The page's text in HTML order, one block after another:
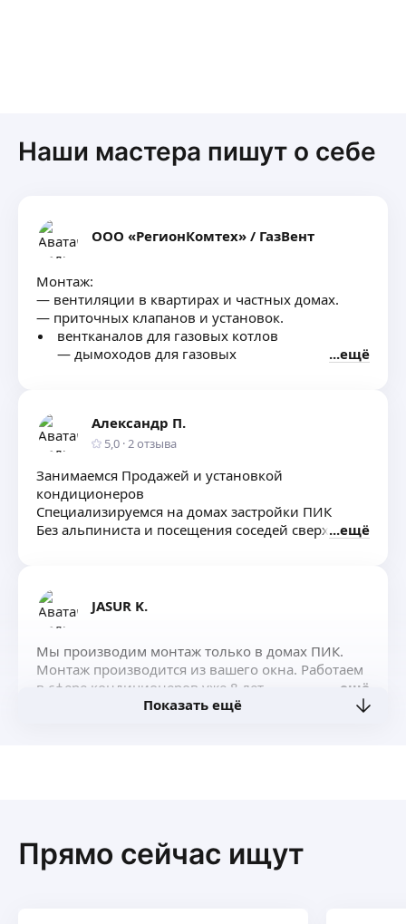
Наши мастера пишут о себе
ООО «РегионКомтех» / ГазВент
Монтаж:
— вентиляции в квартирах и частных домах.
— приточных клапанов и установок.
вентканалов для газовых котлов
— дымоходов для газовых
МКД.
ещё
Александр П.
5,0 ·2отзыва
Занимаемся Продажей и установкой
кондиционеров
Специализируемся на домах застройки ПИК
Без альпиниста и посещения соседей сверху ещё
JASUR K.
Мы производим монтаж только в домах ПИК.
Монтаж производится из вашего окна. Работаем
в сфере кондиционеров уже 8 лет.
ещё
Показать ещё
Прямо сейчас ищут